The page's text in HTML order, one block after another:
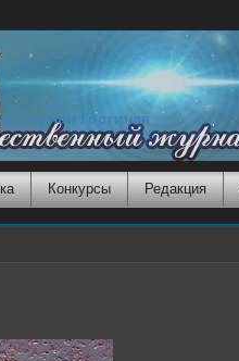
журнал Гостиная
Конкурсы Редакция